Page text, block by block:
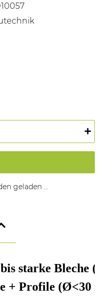
geladen ...
starke Bleche
+ Profile (Ø<30